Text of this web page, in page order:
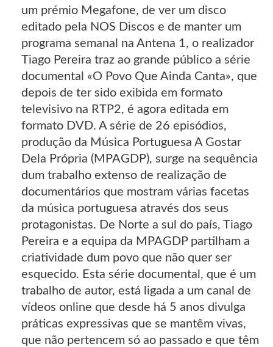
um prémio Megafone, de ver um disco
editado pela NOS Discos e de manter um
programa semanal na Antena 1, o realizador
Tiago Pereira traz ao grande público a série
documental «O Povo Que Ainda Canta», que
depois de ter sido exibida em formato
televisivo na RTP2, é agora editada em
formato DVD. A série de 26 episódios,
produção da Música Portuguesa A Gostar
Dela Própria (MPAGDP), surge na sequência
dum trabalho extenso de realização de
documentários que mostram várias facetas
da música portuguesa através dos seus
protagonistas. De Norte a sul do país, Tiago
Pereira e a equipa da MPAGDP partilham a
criatividade dum povo que não quer ser
esquecido. Esta série documental, que é um
trabalho de autor, está ligada a um canal de
vídeos online que desde há 5 anos divulga
práticas expressivas que se mantêm vivas,
que não pertencem só ao passado e que têm